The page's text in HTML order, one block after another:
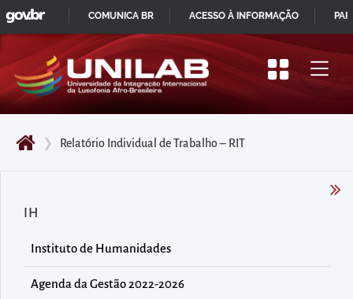
Pular
para
início
do
principal
Acessar
menu
❯ Relatório Individual de Trabalho – RIT
IH
Instituto de Humanidades
Agenda da Gestão 2022-2026
IR
PARA
CONTEÚDO
GOVBR
COMUNICA BR ACESSO À INFORMAÇÃO